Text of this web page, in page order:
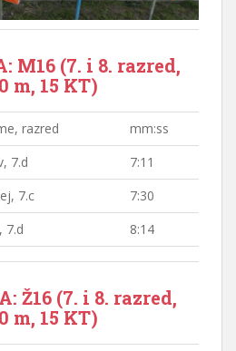
M16 (7. i 8. razred,
m, 15 KT)
razred
mm:ss
7.d
7:11
7.c
7:30
7.d 8:14
Ž16 (7. i 8. razred,
m, 15 KT)